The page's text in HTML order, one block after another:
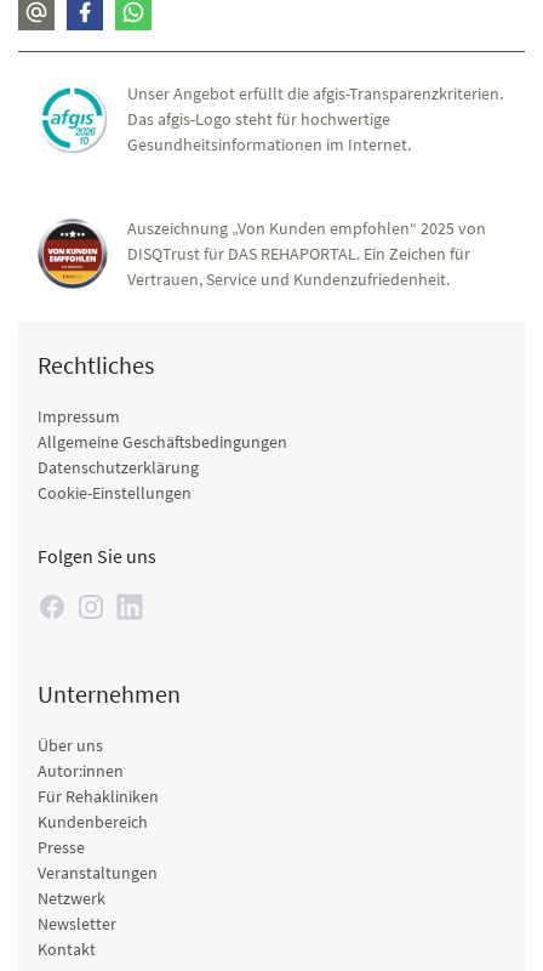
Unser Angebot erfüllt die afgis-Transparenzkriterien.
Das afgis-Logo steht für hochwertige
Gesundheitsinformationen im Internet.
Auszeichnung „Von Kunden empfohlen“ 2025 von
DISQTrust für DAS REHAPORTAL. Ein Zeichen für
Vertrauen, Service und Kundenzufriedenheit.
Rechtliches
Impressum
Allgemeine Geschäftsbedingungen
Datenschutzerklärung
Cookie-Einstellungen
Folgen Sie uns
Unternehmen
Über uns
Autor:innen
Für Rehakliniken
Kundenbereich
Presse
Veranstaltungen
Netzwerk
Newsletter
Kontakt